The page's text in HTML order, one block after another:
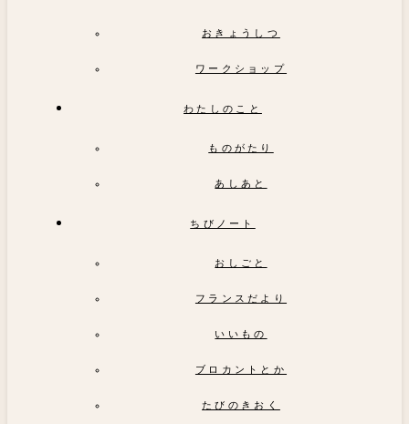
おきょうしつ
ワークショップ
わたしのこと
ものがたり
あしあと
ちびノート
おしごと
フランスだより
いいもの
ブロカントとか
たびのきおく